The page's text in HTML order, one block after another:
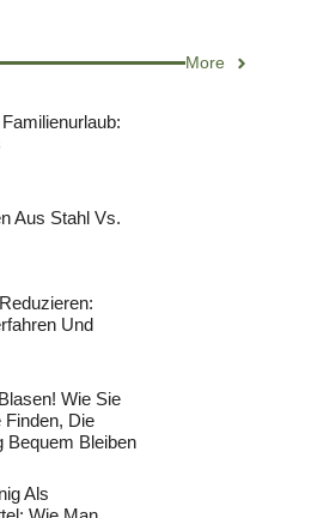
More
Aus Stahl Vs.
Und
Wie Sie
Finden, Die
Bequem Bleiben
Als